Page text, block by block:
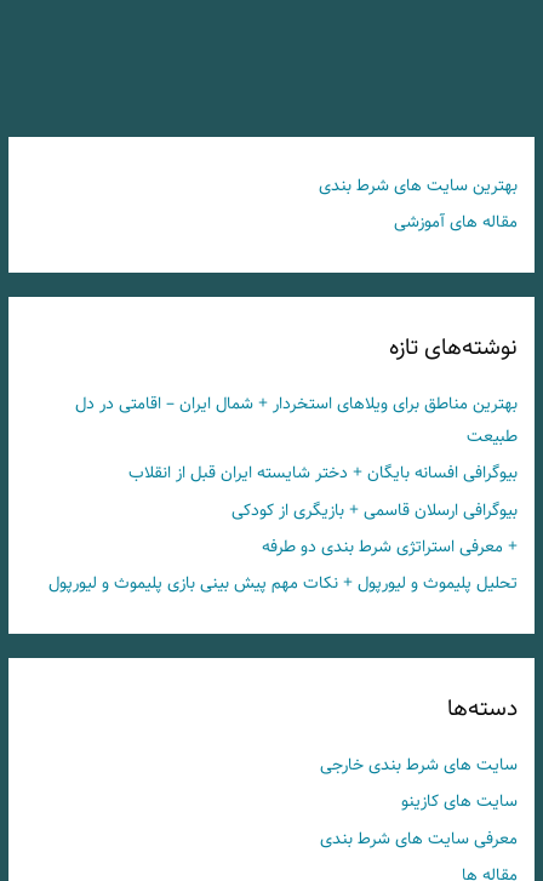
بهترین سایت های شرط بندی
مقاله های آموزشی
نوشته‌های تازه
بهترین مناطق برای ویلاهای استخردار + شمال ایران – اقامتی در دل
طبیعت
بیوگرافی افسانه بایگان + دختر شایسته ایران قبل از انقلاب
بیوگرافی ارسلان قاسمی + بازیگری از کودکی
+ معرفی استراتژی شرط بندی دو طرفه
تحلیل پلیموث و لیورپول + نکات مهم پیش بینی بازی پلیموث و لیورپول
دسته‌ها
سایت های شرط بندی خارجی
سایت های کازینو
معرفی سایت های شرط بندی
مقاله ها